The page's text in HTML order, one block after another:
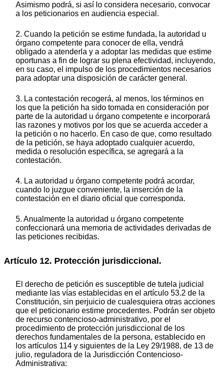
Asimismo podrá, si así lo considera necesario, convocar
a los peticionarios en audiencia especial.
2. Cuando la petición se estime fundada, la autoridad u
órgano competente para conocer de ella, vendrá
obligado a atenderla y a adoptar las medidas que estime
oportunas a fin de lograr su plena efectividad, incluyendo,
en su caso, el impulso de los procedimientos necesarios
para adoptar una disposición de carácter general.
3. La contestación recogerá, al menos, los términos en
los que la petición ha sido tomada en consideración por
parte de la autoridad u órgano competente e incorporará
las razones y motivos por los que se acuerda acceder a
la petición o no hacerlo. En caso de que, como resultado
de la petición, se haya adoptado cualquier acuerdo,
medida o resolución específica, se agregará a la
contestación.
4. La autoridad u órgano competente podrá acordar,
cuando lo juzgue conveniente, la inserción de la
contestación en el diario oficial que corresponda.
5. Anualmente la autoridad u órgano competente
confeccionará una memoria de actividades derivadas de
las peticiones recibidas.
Artículo 12. Protección jurisdiccional.
El derecho de petición es susceptible de tutela judicial
mediante las vías establecidas en el artículo 53.2 de la
Constitución, sin perjuicio de cualesquiera otras acciones
que el peticionario estime procedentes. Podrán ser objeto
de recurso contencioso-administrativo, por el
procedimiento de protección jurisdiccional de los
derechos fundamentales de la persona, establecido en
los artículos 114 y siguientes de la Ley 29/1988, de 13 de
julio, reguladora de la Jurisdicción Contencioso-
Administrativa: